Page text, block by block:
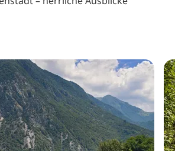
Lagunare und dem Charme
tendenziell bergab und an der
vor Venedig nehmen Sie das
– herrliche Ausblicke